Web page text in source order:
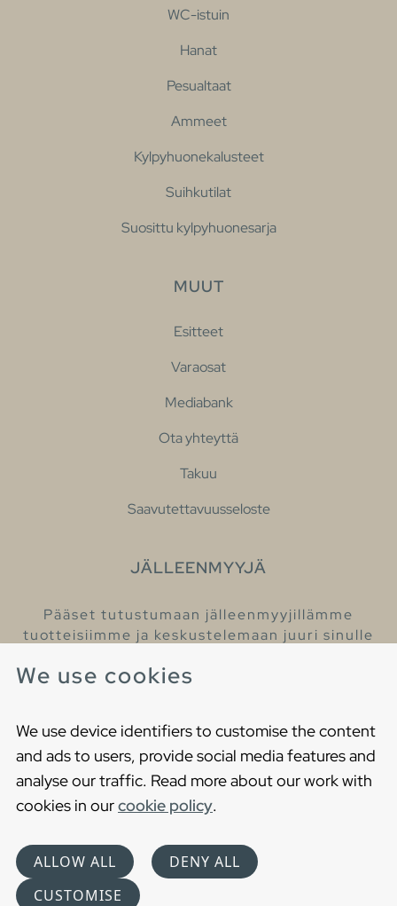
We use cookies
We use device identifiers to customise the content
and ads to users, provide social media features and
analyse our traffic. Read more about our work with
cookies in ourcookie policy.
ALLOW ALL
DENY ALL
CUSTOMISE
WC-istuin
Hanat
Pesualtaat
Ammeet
Kylpyhuonekalusteet
Suihkutilat
Suosittu kylpyhuonesarja
MUUT
Esitteet
Varaosat
Mediabank
Ota yhteyttä
Takuu
Saavutettavuusseloste
JÄLLEENMYYJÄ
Pääset tutustumaan jälleenmyyjillämme
tuotteisiimme ja keskustelemaan juuri sinulle
Cookies
Privacy statement
Choose language